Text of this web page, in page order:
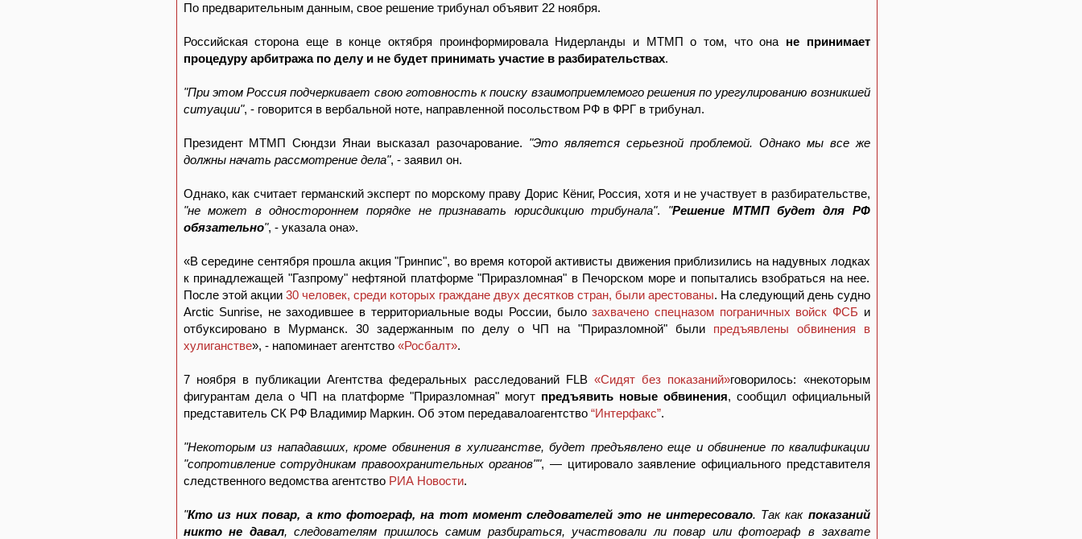
По предварительным данным, свое решение трибунал объявит 22 ноября.
Российская сторона еще в конце октября проинформировала Нидерланды и МТМП о том, что она не принимает
процедуру арбитража по делу и не будет принимать участие в разбирательствах.
"При этом Россия подчеркивает свою готовность к поиску взаимоприемлемого решения по урегулированию возникшей
ситуации", - говорится в вербальной ноте, направленной посольством РФ в ФРГ в трибунал.
Президент МТМП Сюндзи Янаи высказал разочарование. "Это является серьезной проблемой. Однако мы все же
должны начать рассмотрение дела", - заявил он.
Однако, как считает германский эксперт по морскому праву Дорис Кёниг, Россия, хотя и не участвует в разбирательстве,
"не может в одностороннем порядке не признавать юрисдикцию трибунала". "Решение МТМП будет для РФ
обязательно", - указала она».
«В середине сентября прошла акция "Гринпис", во время которой активисты движения приблизились на надувных лодках
к принадлежащей "Газпрому" нефтяной платформе "Приразломная" в Печорском море и попытались взобраться на нее.
После этой акции 30 человек, среди которых граждане двух десятков стран, были арестованы. На следующий день судно
Arctic Sunrise, не заходившее в территориальные воды России, былозахвачено спецназом пограничных войск ФСБ и
отбуксировано в Мурманск. 30 задержанным по делу о ЧП на "Приразломной" были предъявлены обвинения в
хулиганстве», - напоминает агентство «Росбалт».
7 ноября в публикации Агентства федеральных расследований FLB «Сидят без показаний»говорилось: «некоторым
фигурантам дела о ЧП на платформе "Приразломная" могут предъявить новые обвинения, сообщил официальный
представитель СК РФ Владимир Маркин. Об этом передавалоагентство “Интерфакс”.
"Некоторым из нападавших, кроме обвинения в хулиганстве, будет предъявлено еще и обвинение по квалификации
"сопротивление сотрудникам правоохранительных органов"", — цитировало заявление официального представителя
следственного ведомства агентство РИА Новости.
"Кто из них повар, а кто фотограф, на тот момент следователей это не интересовало. Так как показаний
никто не давал, следователям пришлось самим разбираться, участвовали ли повар или фотограф в захвате